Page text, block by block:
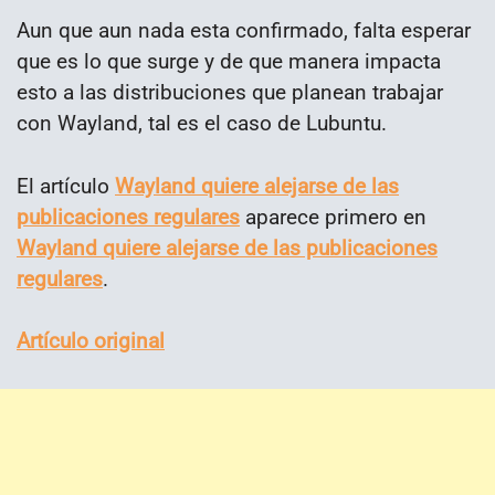
Aun que aun nada esta confirmado, falta esperar
que es lo que surge y de que manera impacta
esto a las distribuciones que planean trabajar
con Wayland, tal es el caso de Lubuntu.
El artículo Wayland quiere alejarse de las
publicaciones regulares aparece primero en
Wayland quiere alejarse de las publicaciones
regulares.
Artículo original